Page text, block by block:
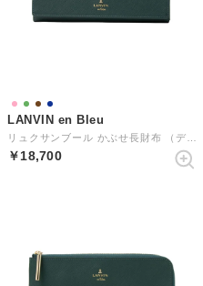
LANVIN en Bleu
￥18,700